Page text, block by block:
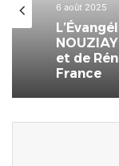
6 février 2026
Le
décédé
Religion
6 août 2025
et de